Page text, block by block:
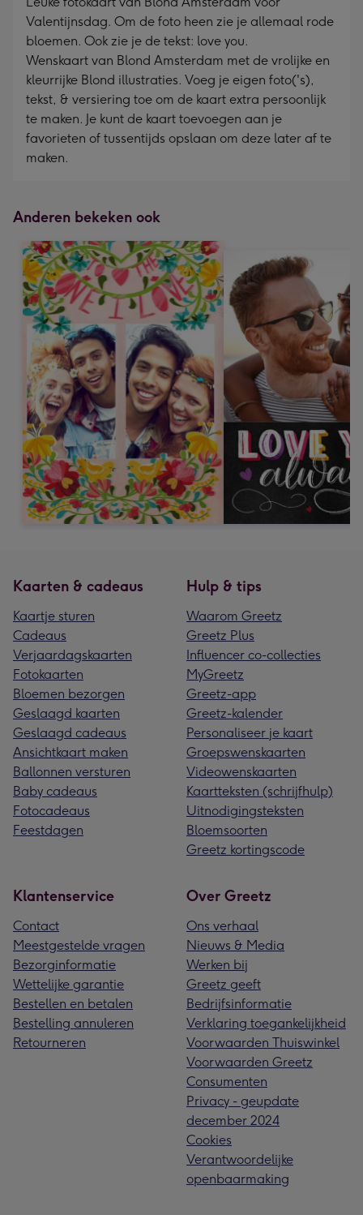
Valentijnsdag. Om de foto heen zie je allemaal rode
bloemen. Ook zie je de tekst: love you.
Wenskaart van Blond Amsterdam met de vrolijke en
kleurrijke Blond illustraties. Voeg je eigen foto('s),
tekst, & versiering toe om de kaart extra persoonlijk
te maken. Je kunt de kaart toevoegen aan je
favorieten of tussentijds opslaan om deze later af te
maken.
Anderen bekeken ook
Kaarten & cadeaus
Kaartje sturen
Cadeaus
Verjaardagskaarten
Fotokaarten
Bloemen bezorgen
Geslaagd kaarten
Geslaagd cadeaus
Ansichtkaart maken
Ballonnen versturen
Baby cadeaus
Fotocadeaus
Feestdagen
Hulp & tips
Waarom Greetz
Greetz Plus
Influencer co-collecties
MyGreetz
Greetz-app
Greetz-kalender
Personaliseer je kaart
Groepswenskaarten
Videowenskaarten
Kaartteksten (schrijfhulp)
Uitnodigingsteksten
Bloemsoorten
Greetz kortingscode
Klantenservice
Contact
Meestgestelde vragen
Bezorginformatie
Wettelijke garantie
Bestellen en betalen
Bestelling annuleren
Retourneren
Over Greetz
Ons verhaal
Nieuws & Media
Werken bij
Greetz geeft
Bedrijfsinformatie
Verklaring toegankelijkheid
Voorwaarden Thuiswinkel
Voorwaarden Greetz
Consumenten
Privacy - geupdate
december 2024
Cookies
Verantwoordelijke
openbaarmaking